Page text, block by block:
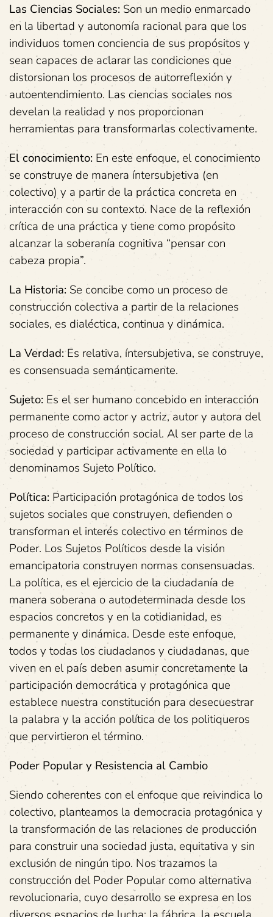
Las Ciencias Sociales: Son un medio enmarcado
en la libertad y autonomía racional para que los
individuos tomen conciencia de sus propósitos y
sean capaces de aclarar las condiciones que
distorsionan los procesos de autorreflexión y
autoentendimiento. Las ciencias sociales nos
develan la realidad y nos proporcionan
herramientas para transformarlas colectivamente.
El conocimiento: En este enfoque, el conocimiento
se construye de manera íntersubjetiva (en
colectivo) y a partir de la práctica concreta en
interacción con su contexto. Nace de la reflexión
crítica de una práctica y tiene como propósito
alcanzar la soberanía cognitiva “pensar con
cabeza propia”.
La Historia: Se concibe como un proceso de
construcción colectiva a partir de la relaciones
sociales, es dialéctica, continua y dinámica.
La Verdad:Es relativa, íntersubjetiva, se construye,
es consensuada semánticamente.
Sujeto: Es el ser humano concebido en interacción
permanente como actor y actriz, autor y autora del
proceso de construcción social. Al ser parte de la
sociedad y participar activamente en ella lo
denominamos Sujeto Político.
Política: Participación protagónica de todos los
sujetos sociales que construyen, defienden o
transforman el interés colectivo en términos de
Poder. Los Sujetos Políticos desde la visión
emancipatoria construyen normas consensuadas.
La política, es el ejercicio de la ciudadanía de
manera soberana o autodeterminada desde los
espacios concretos y en la cotidianidad, es
permanente y dinámica. Desde este enfoque,
todos y todas los ciudadanos y ciudadanas, que
viven en el país deben asumir concretamente la
participación democrática y protagónica que
establece nuestra constitución para desecuestrar
la palabra y la acción política de los politiqueros
que pervirtieron el término.
Poder Popular y Resistencia al Cambio
Siendo coherentes con el enfoque que reivindica lo
colectivo, planteamos la democracia protagónica y
la transformación de las relaciones de producción
para construir una sociedad justa, equitativa y sin
exclusión de ningún tipo. Nos trazamos la
construcción del Poder Popular como alternativa
revolucionaria, cuyo desarrollo se expresa en los